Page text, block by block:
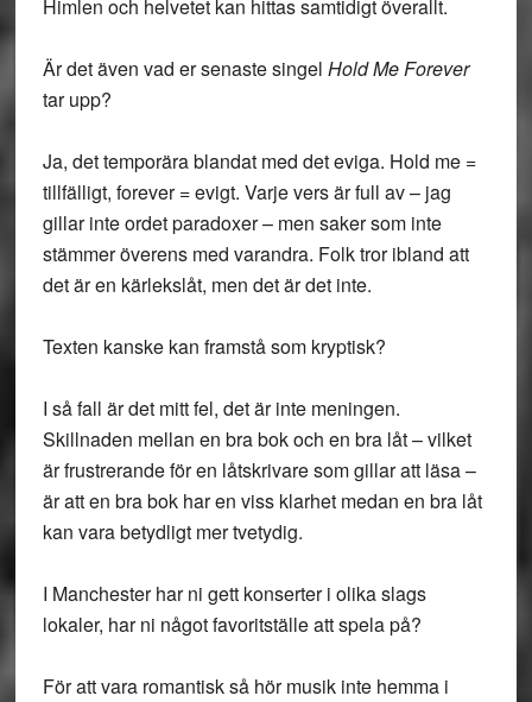
Himlen och helvetet kan hittas samtidigt överallt.
Är det även vad er senaste singel Hold Me Forever
tar upp?
Ja, det temporära blandat med det eviga. Hold me =
tillfälligt, forever = evigt. Varje vers är full av – jag
gillar inte ordet paradoxer – men saker som inte
stämmer överens med varandra. Folk tror ibland att
det är en kärlekslåt, men det är det inte.
Texten kanske kan framstå som kryptisk?
I så fall är det mitt fel, det är inte meningen.
Skillnaden mellan en bra bok och en bra låt – vilket
är frustrerande för en låtskrivare som gillar att läsa –
är att en bra bok har en viss klarhet medan en bra låt
kan vara betydligt mer tvetydig.
I Manchester har ni gett konserter i olika slags
lokaler, har ni något favoritställe att spela på?
För att vara romantisk så hör musik inte hemma i